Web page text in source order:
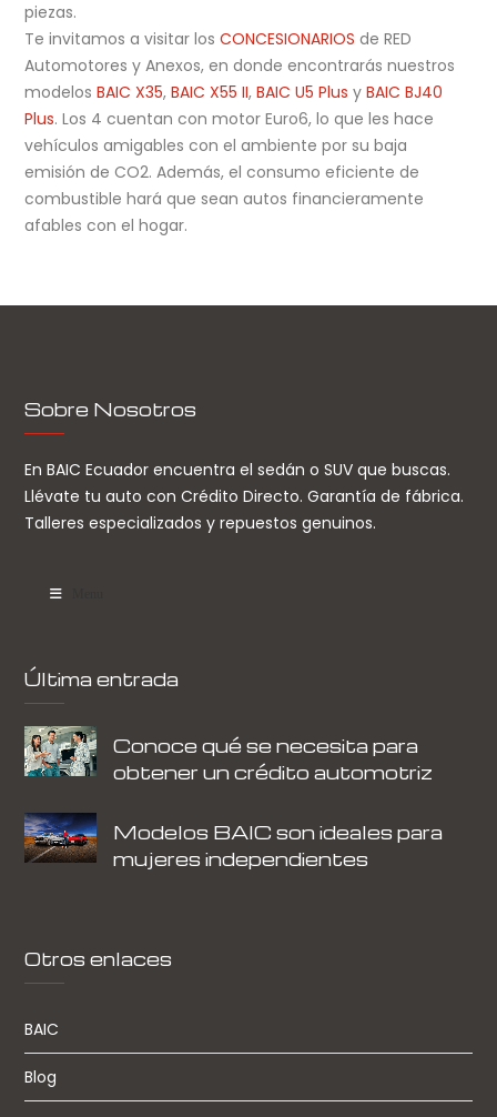
piezas.
Te invitamos a visitar losCONCESIONARIOS de RED
Automotores y Anexos, en donde encontrarás nuestros
modelosBAIC X35,BAIC X55 II,BAIC U5 Plus yBAIC BJ40
Plus. Los 4 cuentan con motor Euro6, lo que les hace
vehículos amigables con el ambiente por su baja
emisión de CO2. Además, el consumo eficiente de
combustible hará que sean autos financieramente
afables con el hogar.
Sobre Nosotros
En BAIC Ecuador encuentra el sedán o SUV que buscas.
Llévate tu auto con Crédito Directo. Garantía de fábrica.
Talleres especializados y repuestos genuinos.
Última entrada
Conoce qué se necesita para
obtener un crédito automotriz
Modelos BAIC son ideales para
mujeres independientes
Otros enlaces
BAIC
Blog